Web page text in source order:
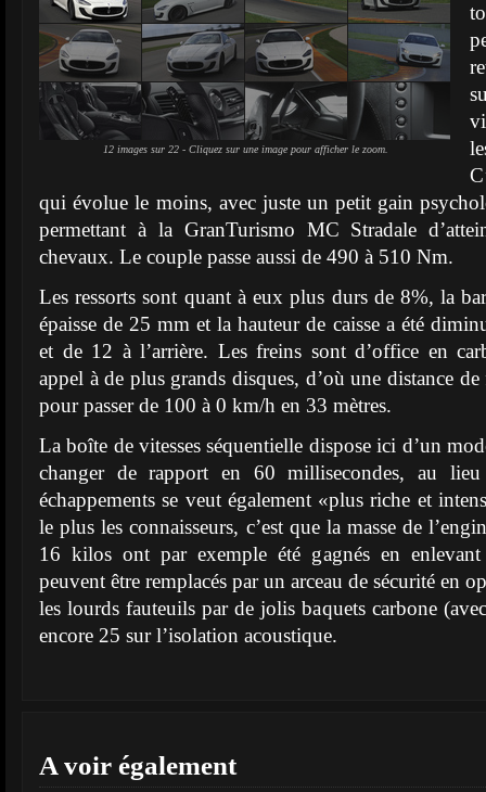
12 images sur 22 - Cliquez sur une image pour afficher le zoom.
qui évolue le moins, avec juste un petit gain
permettant à la GranTurismo MC Stradale
chevaux. Le couple passe aussi de 490 à 510 Nm.
Les ressorts sont quant à eux plus durs de 8%, la
épaisse de 25 mm et la hauteur de caisse a été
et de 12 à l’arrière. Les freins sont d’office en
appel à de plus grands disques, d’où une distance
pour passer de 100 à 0 km/h en 33 mètres.
La boîte de vitesses séquentielle dispose ici d’un
changer de rapport en 60 millisecondes, au
échappements se veut également «plus riche et
le plus les connaisseurs, c’est que la masse de
16 kilos ont par exemple été gagnés en
peuvent être remplacés par un arceau de sécurité en
les lourds fauteuils par de jolis baquets carbone
encore 25 sur l’isolation acoustique.
A voir également